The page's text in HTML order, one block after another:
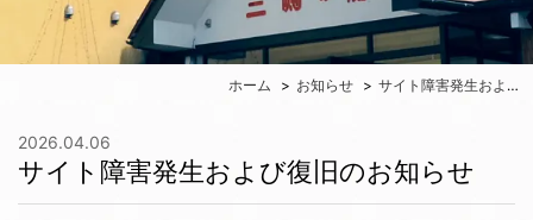
ホーム お知らせ サイト障害発生および復旧のお知らせ
2026.04.06
サイト障害発生および復旧のお知らせ